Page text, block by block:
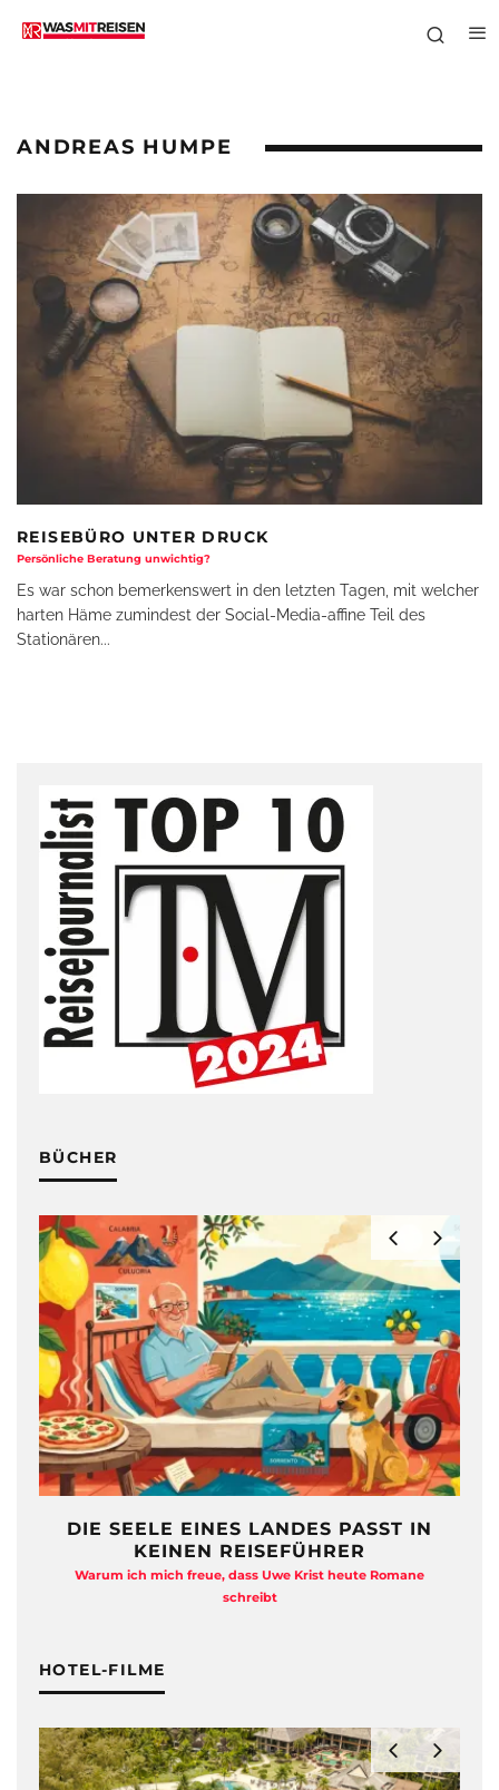
ANDREAS HUMPE
REISEBÜRO UNTER DRUCK
Persönliche Beratung unwichtig?
Es war schon bemerkenswert in den letzten Tagen, mit welcher
harten Häme zumindest der Social-Media-affine Teil des
Stationären...
BÜCHER
DIE SEELE EINES LANDES PASST IN
KEINEN REISEFÜHRER
Warum ich mich freue, dass Uwe Krist heute Romane
schreibt
HOTEL-FILME